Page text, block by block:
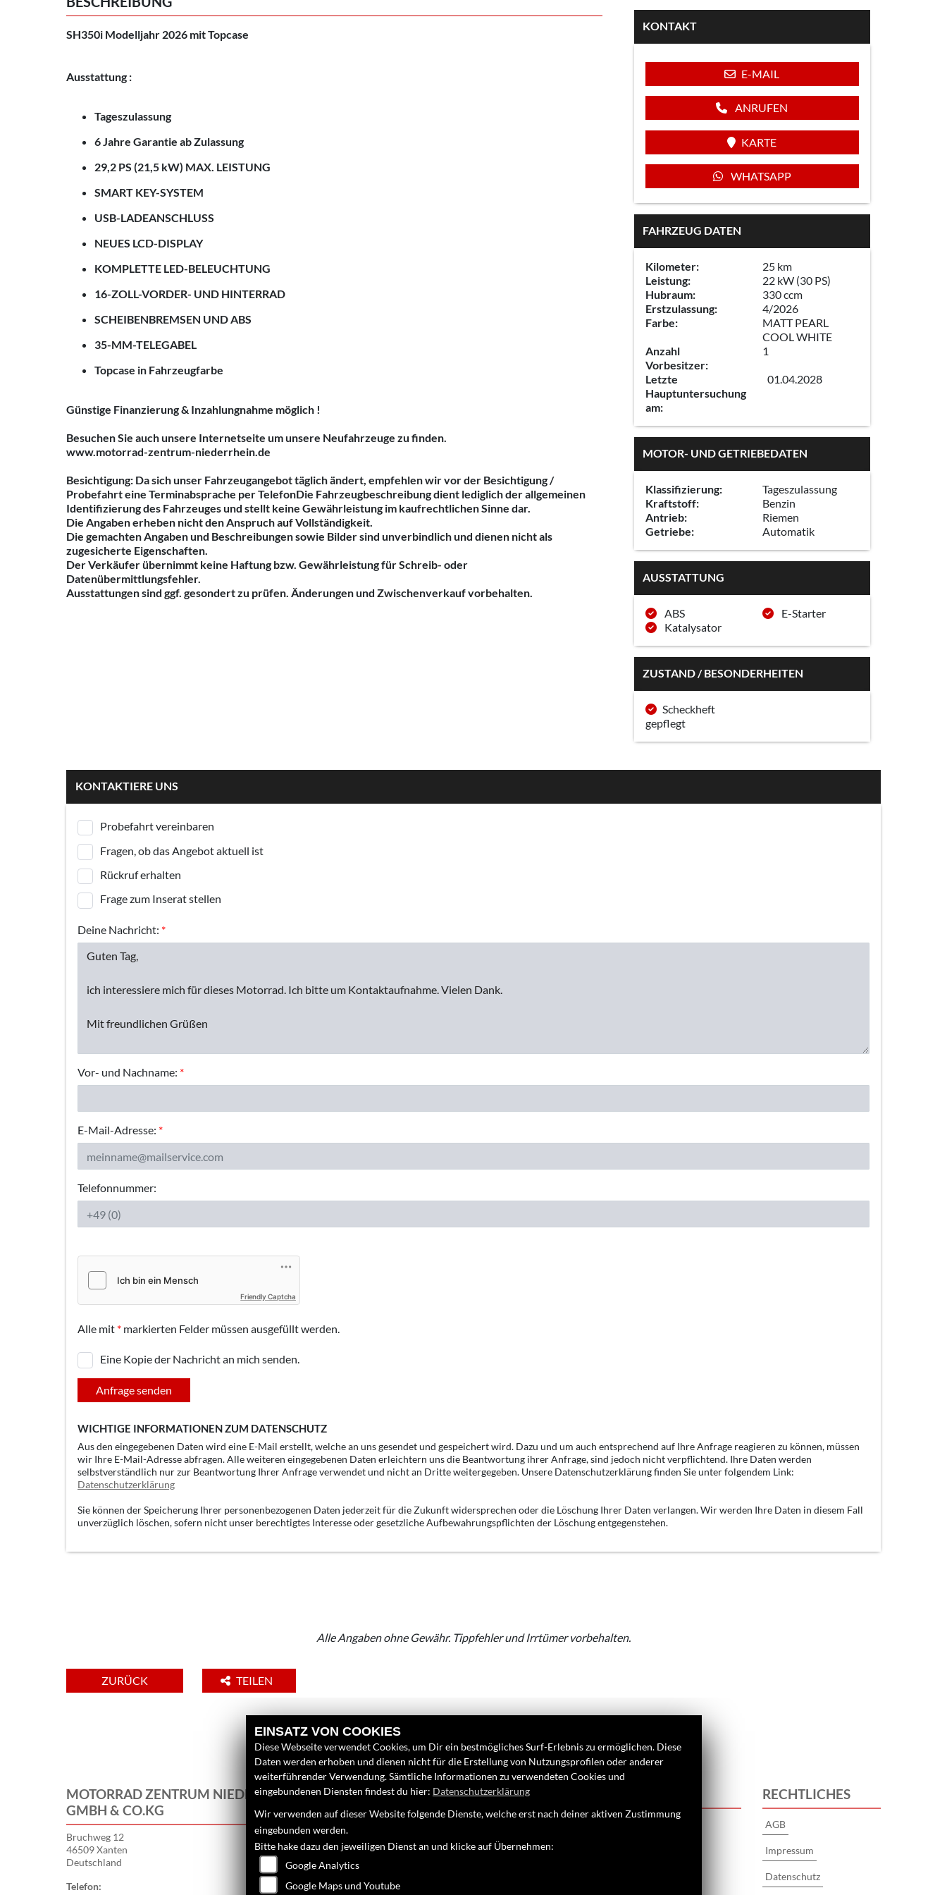
SH350i Modelljahr 2026 mit Topcase
Ausstattung :
Tageszulassung
6 Jahre Garantie ab Zulassung
29,2 PS (21,5 kW) MAX. LEISTUNG
SMART KEY-SYSTEM
USB-LADEANSCHLUSS
NEUES LCD-DISPLAY
KOMPLETTE LED-BELEUCHTUNG
16-ZOLL-VORDER- UND HINTERRAD
SCHEIBENBREMSEN UND ABS
35-MM-TELEGABEL
Topcase in Fahrzeugfarbe
Günstige Finanzierung & Inzahlungnahme möglich !
Besuchen Sie auch unsere Internetseite um unsere Neufahrzeuge zu finden.
www.motorrad-zentrum-niederrhein.de
Besichtigung: Da sich unser Fahrzeugangebot täglich ändert, empfehlen wir vor der Besichtigung /
Probefahrt eine Terminabsprache per TelefonDie Fahrzeugbeschreibung dient lediglich der allgemeinen
Identifizierung des Fahrzeuges und stellt keine Gewährleistung im kaufrechtlichen Sinne dar.
Die Angaben erheben nicht den Anspruch auf Vollständigkeit.
Die gemachten Angaben und Beschreibungen sowie Bilder sind unverbindlich und dienen nicht als
zugesicherte Eigenschaften.
Der Verkäufer übernimmt keine Haftung bzw. Gewährleistung für Schreib- oder
Datenübermittlungsfehler.
Ausstattungen sind ggf. gesondert zu prüfen. Änderungen und Zwischenverkauf vorbehalten.
KONTAKT
E-MAIL
ANRUFEN
KARTE
WHATSAPP
FAHRZEUG DATEN
Kilometer:
25 km
Leistung:
22 kW (30 PS)
Hubraum:
330 ccm
Erstzulassung:
4/2026
Farbe:
MATT PEARL
COOL WHITE
Anzahl
Vorbesitzer:
1
Letzte
Hauptuntersuchung
am:
01.04.2028
MOTOR- UND GETRIEBEDATEN
Klassifizierung:
Tageszulassung
Kraftstoff:
Benzin
Antrieb:
Riemen
Getriebe:
Automatik
AUSSTATTUNG
ABS
E-Starter
Katalysator
ZUSTAND / BESONDERHEITEN
Scheckheft
gepflegt
KONTAKTIERE UNS
Probefahrt vereinbaren
Fragen, ob das Angebot aktuell ist
Rückruf erhalten
Frage zum Inserat stellen
Deine Nachricht: *
Vor- und Nachname: *
E-Mail-Adresse: *
Telefonnummer:
Friendly Captcha
Alle mit * markierten Felder müssen ausgefüllt werden.
Eine Kopie der Nachricht an mich senden.
Anfrage senden
WICHTIGE INFORMATIONEN ZUM DATENSCHUTZ
Aus den eingegebenen Daten wird eine E-Mail erstellt, welche an uns gesendet und gespeichert wird. Dazu und um auch entsprechend auf Ihre Anfrage reagieren zu können, müssen
wir Ihre E-Mail-Adresse abfragen. Alle weiteren eingegebenen Daten erleichtern uns die Beantwortung ihrer Anfrage, sind jedoch nicht verpflichtend. Ihre Daten werden
selbstverständlich nur zur Beantwortung Ihrer Anfrage verwendet und nicht an Dritte weitergegeben. Unsere Datenschutzerklärung finden Sie unter folgendem Link:
Datenschutzerklärung
Sie können der Speicherung Ihrer personenbezogenen Daten jederzeit für die Zukunft widersprechen oder die Löschung Ihrer Daten verlangen. Wir werden Ihre Daten in diesem Fall
unverzüglich löschen, sofern nicht unser berechtigtes Interesse oder gesetzliche Aufbewahrungspflichten der Löschung entgegenstehen.
Alle Angaben ohne Gewähr. Tippfehler und Irrtümer vorbehalten.
ZURÜCK TEILEN
MOTORRAD ZENTRUM NIEDERRHEIN
GMBH & CO.KG
Bruchweg 12
46509 Xanten
Deutschland
Telefon:
02801 988 41 40
LINKS
Unternehmen
RECHTLICHES
AGB
Impressum
Datenschutz
EINSATZ VON COOKIES
Diese Webseite verwendet Cookies, um Dir ein bestmögliches Surf-Erlebnis zu ermöglichen. Diese
Daten werden erhoben und dienen nicht für die Erstellung von Nutzungsprofilen oder anderer
weiterführender Verwendung. Sämtliche Informationen zu verwendeten Cookies und
eingebundenen Diensten findest du hier: Datenschutzerklärung
Wir verwenden auf dieser Website folgende Dienste, welche erst nach deiner aktiven Zustimmung
eingebunden werden.
Bitte hake dazu den jeweiligen Dienst an und klicke auf Übernehmen:
Google Analytics
Google Maps und Youtube